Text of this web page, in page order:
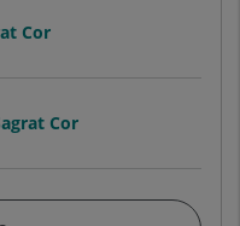
Cor
Cor